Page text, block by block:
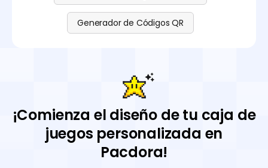
Generador de Códigos QR
¡Comienza el diseño de tu caja de
juegos personalizada en
Pacdora!